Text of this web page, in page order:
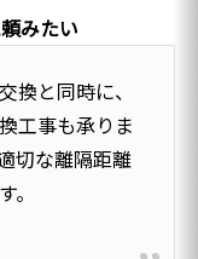
みたい
換と同時に、
工事も承りま
切な離隔距離